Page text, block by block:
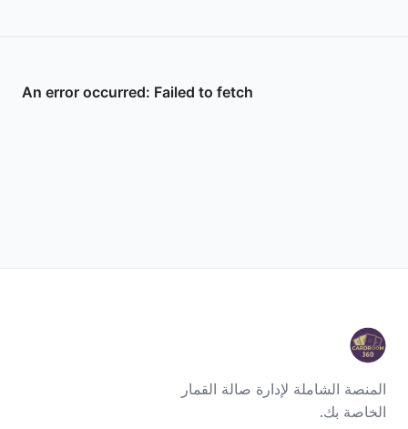
المنصة الشاملة لإدارة صالة القمار
الخاصة بك.